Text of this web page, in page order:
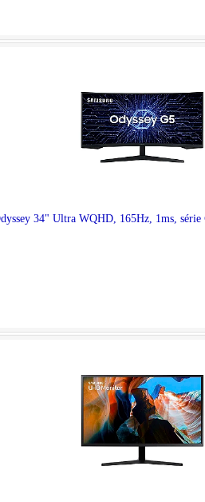
34" Ultra WQHD, 165Hz, 1ms,